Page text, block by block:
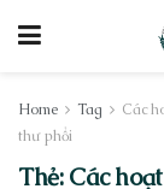
Home Tag
Các
thư phổi
Thẻ:Các